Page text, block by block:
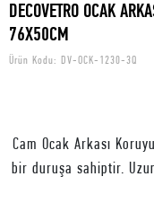
DECOVETRO OCAK
76X50CM
Ürün Kodu: DV-OCK-1230-3Q
Cam Ocak Arkası
bir duruşa sahiptir.